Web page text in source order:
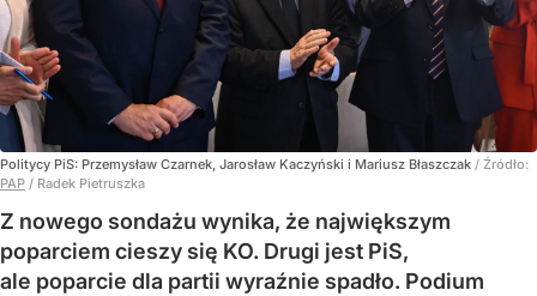
Politycy PiS: Przemysław Czarnek, Jarosław Kaczyński i Mariusz Błaszczak / Źródło:
PAP / Radek Pietruszka
Z nowego sondażu wynika, że największym
poparciem cieszy się KO. Drugi jest PiS,
ale poparcie dla partii wyraźnie spadło. Podium